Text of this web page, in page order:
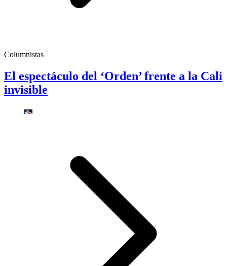
Columnistas
El espectáculo del ‘Orden’ frente a la Cali
invisible